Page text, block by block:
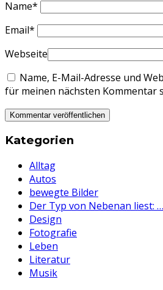
Name*
Email*
Webseite
Name, E-Mail-Adresse und
für meinen nächsten Kommentar
Kategorien
Alltag
Autos
bewegte Bilder
Der Typ von Nebenan liest: …
Design
Fotografie
Leben
Literatur
Musik